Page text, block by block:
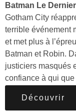
Batman Le
Gotham City
terrible événement
et met plus à
Batman et Robin.
justiciers masqués
confiance à qui
Découvrir